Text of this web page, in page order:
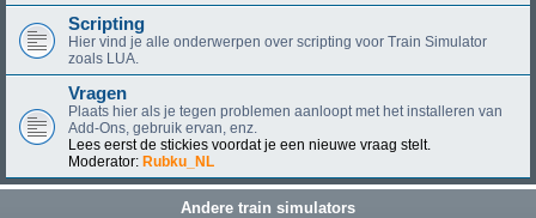
Scripting
Hier vind je alle onderwerpen over scripting voor Train Simulator
zoals LUA.
Vragen
Plaats hier als je tegen problemen aanloopt met het installeren van
Add-Ons, gebruik ervan, enz.
Lees eerst de stickies voordat je een nieuwe vraag stelt.
Moderator: Rubku_NL
Andere train simulators